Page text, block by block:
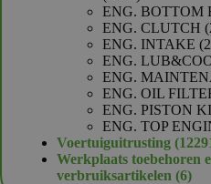
producten
ENG. BOTTOM
ENG. CLUTCH
ENG. INTAKE
ENG.
ENG.
ENG. OIL
ENG. PISTON
ENG. TOP
Voertuiguitrusting
Werkplaats toebehoren
verbruiksartikelen 66